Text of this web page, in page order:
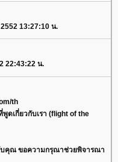
13:27:10 น.
22:43:22 น.
th
ดเกี่ยวกับเรา (flight of the
บคุณ ขอความกรุณาช่วยพิจารณา